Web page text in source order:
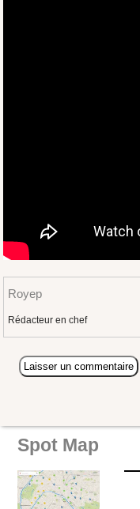
Royep
Rédacteur en chef
Spot Map